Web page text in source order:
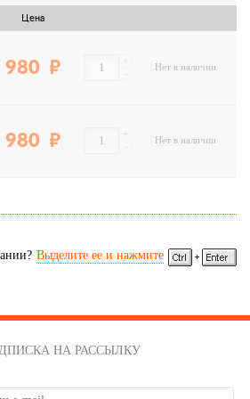
Цена
980 -
+
Нет в наличии
980 -
+
Нет в наличии
Выделите ее и нажмите
НА РАССЫЛКУ